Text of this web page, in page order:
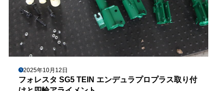
2025年10月12日
フォレスタ SG5 TEIN エンデュラプロプラス取り付